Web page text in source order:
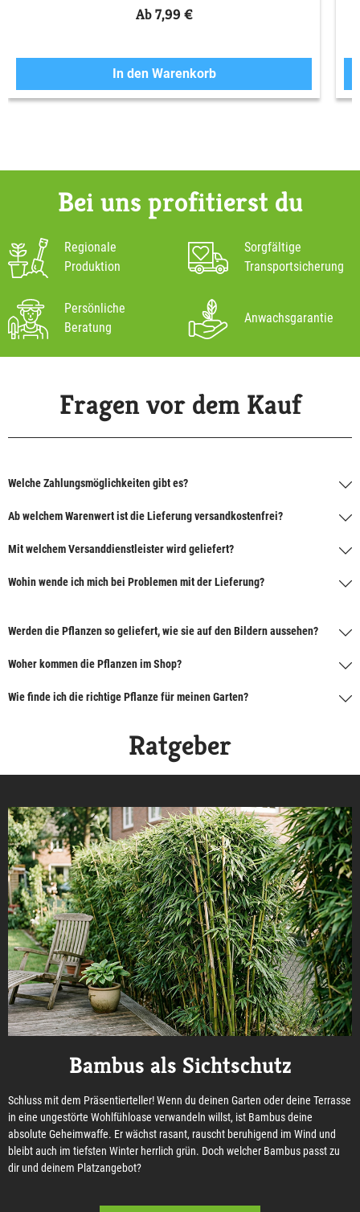
Ab 7,99 €
In den Warenkorb
Bei uns profitierst du
Regionale
Produktion
Sorgfältige
Transportsicherung
Persönliche
Beratung
Anwachsgarantie
Fragen vor dem Kauf
Welche Zahlungsmöglichkeiten gibt es?
Ab welchem Warenwert ist die Lieferung versandkostenfrei?
Mit welchem Versanddienstleister wird geliefert?
Wohin wende ich mich bei Problemen mit der Lieferung?
Werden die Pflanzen so geliefert, wie sie auf den Bildern aussehen?
Woher kommen die Pflanzen im Shop?
Wie finde ich die richtige Pflanze für meinen Garten?
Ratgeber
Bambus als Sichtschutz
Schluss mit dem Präsentierteller! Wenn du deinen Garten oder deine Terrasse
in eine ungestörte Wohlfühloase verwandeln willst, ist Bambus deine
absolute Geheimwaffe. Er wächst rasant, rauscht beruhigend im Wind und
bleibt auch im tiefsten Winter herrlich grün. Doch welcher Bambus passt zu
dir und deinem Platzangebot?